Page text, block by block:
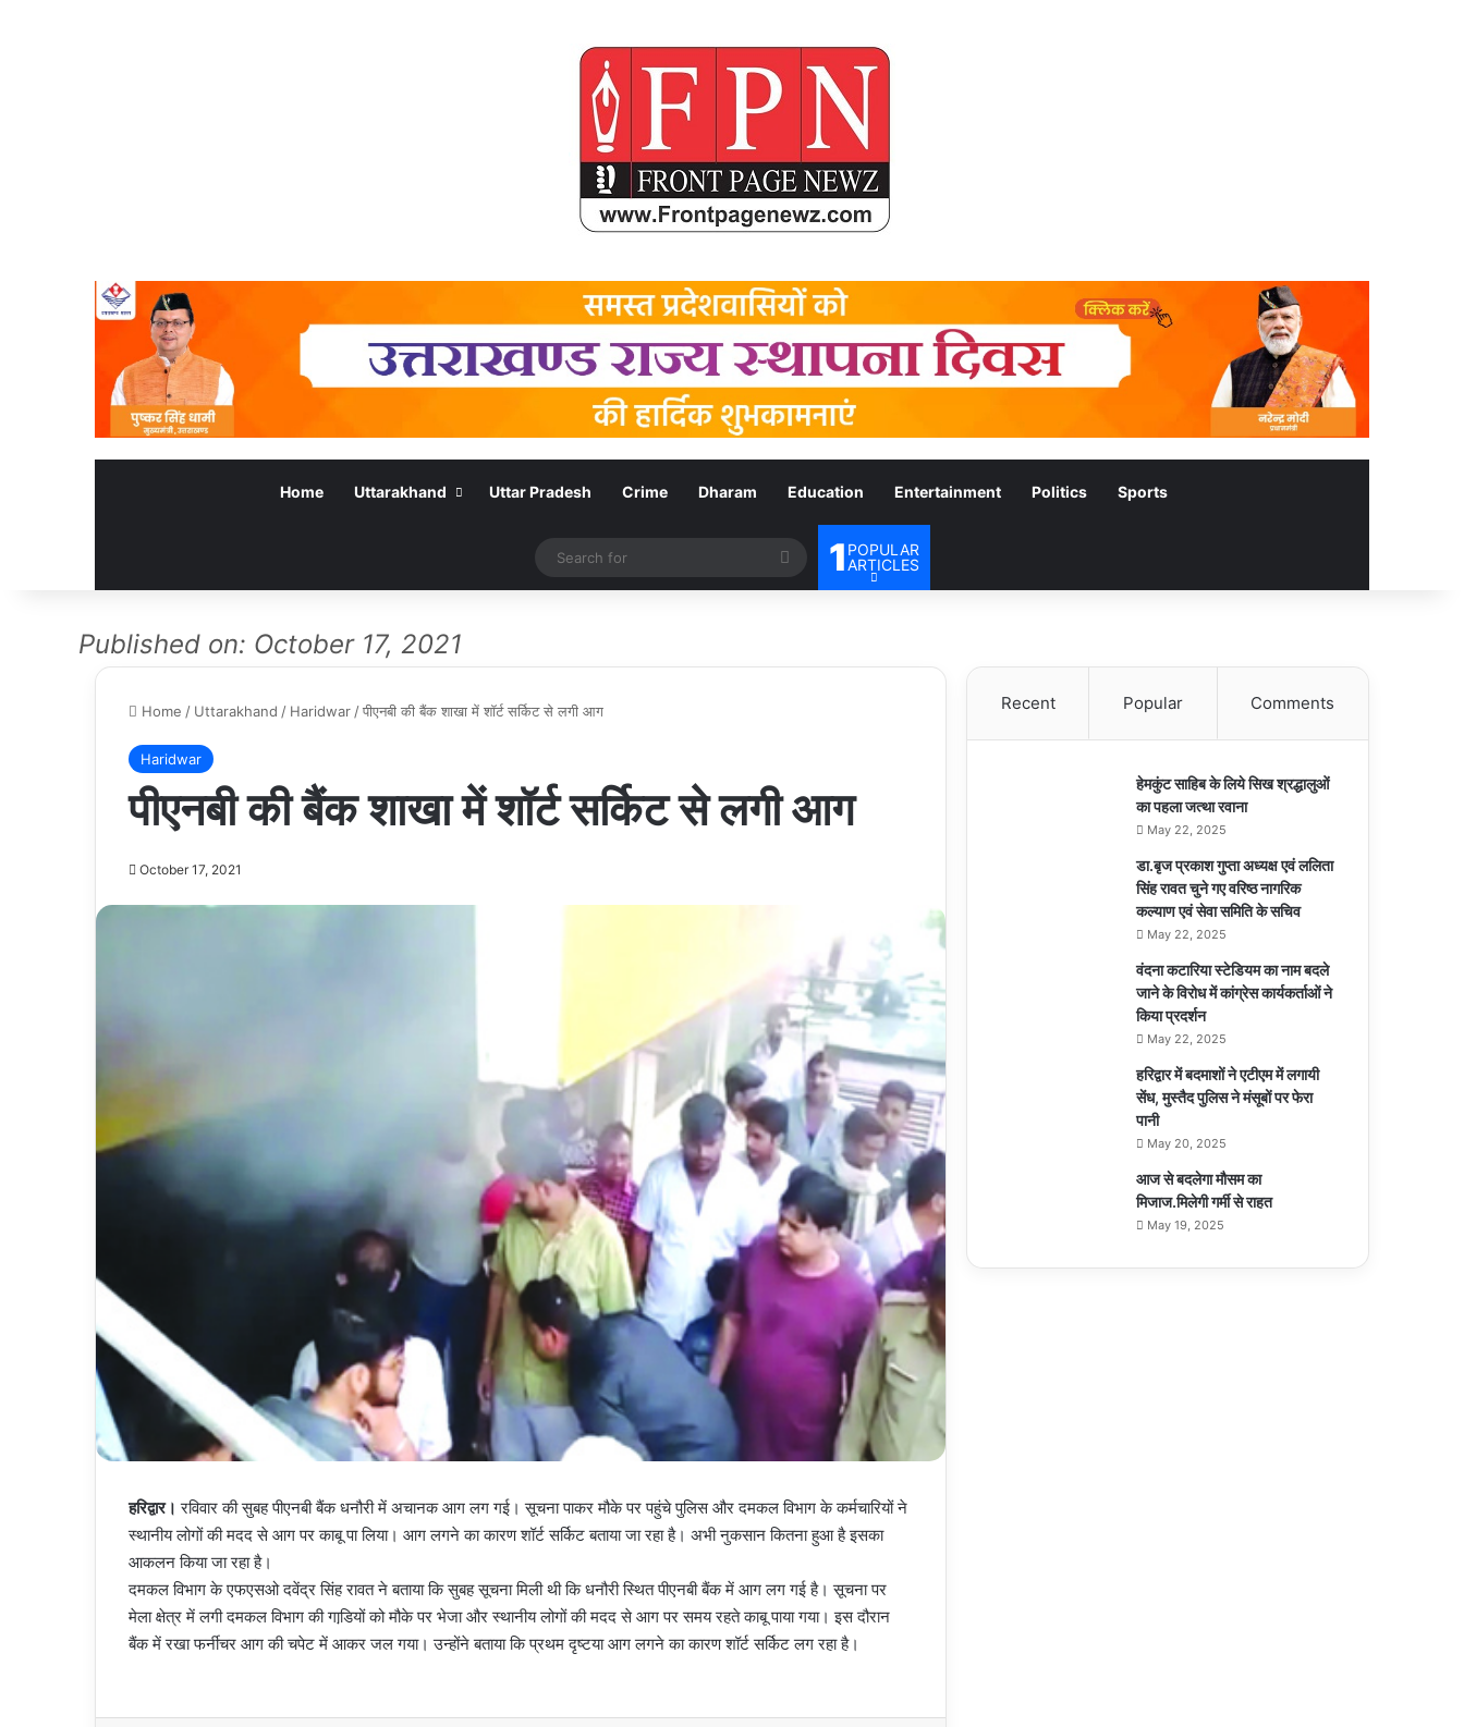
Home Uttarakhand Uttar Pradesh Crime Dharam Education Entertainment Politics Sports
Search
for
1 POPULAR
ARTICLES
Published on: October 17, 2021
Home / Uttarakhand / Haridwar /पीएनबी की बैंक शाखा में शॉर्ट सर्किट से लगी आग
Haridwar
पीएनबी की बैंक शाखा में शॉर्ट सर्किट से लगी आग
October 17, 2021
हरिद्वार। रविवार की सुबह पीएनबी बैंक धनौरी में अचानक आग लग गई। सूचना पाकर मौके पर पहुंचे पुलिस और दमकल विभाग के कर्मचारियों ने
स्थानीय लोगों की मदद से आग पर काबू पा लिया। आग लगने का कारण शॉर्ट सर्किट बताया जा रहा है। अभी नुकसान कितना हुआ है इसका
आकलन किया जा रहा है।
दमकल विभाग के एफएसओ दवेंद्र सिंह रावत ने बताया कि सुबह सूचना मिली थी कि धनौरी स्थित पीएनबी बैंक में आग लग गई है। सूचना पर
मेला क्षेत्र में लगी दमकल विभाग की गाडि़यों को मौके पर भेजा और स्थानीय लोगों की मदद से आग पर समय रहते काबू पाया गया। इस दौरान
बैंक में रखा फर्नीचर आग की चपेट में आकर जल गया। उन्होंने बताया कि प्रथम दृष्टया आग लगने का कारण शॉर्ट सर्किट लग रहा है।
Recent Popular Comments
हेमकुंट साहिब के लिये सिख श्रद्धालुओं
का पहला जत्था रवाना
May 22, 2025
डा.बृज प्रकाश गुप्ता अध्यक्ष एवं ललिता
सिंह रावत चुने गए वरिष्ठ नागरिक
कल्याण एवं सेवा समिति के सचिव
May 22, 2025
वंदना कटारिया स्टेडियम का नाम बदले
जाने के विरोध में कांग्रेस कार्यकर्ताओं ने
किया प्रदर्शन
May 22, 2025
हरिद्वार में बदमाशों ने एटीएम में लगायी
सेंध, मुस्तैद पुलिस ने मंसूबों पर फेरा
पानी
May 20, 2025
आज से बदलेगा मौसम का
मिजाज.मिलेगी गर्मी से राहत
May 19, 2025